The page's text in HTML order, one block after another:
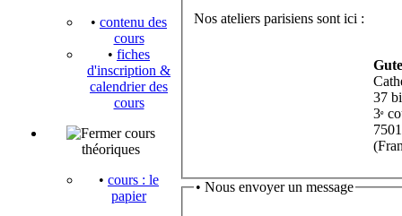
• contenu des
cours
• fiches
d'inscription &
calendrier des
cours
cours
théoriques
• cours : le
papier
Nos ateliers parisiens sont ici :
Gut
37
3e
• Nous envoyer un message